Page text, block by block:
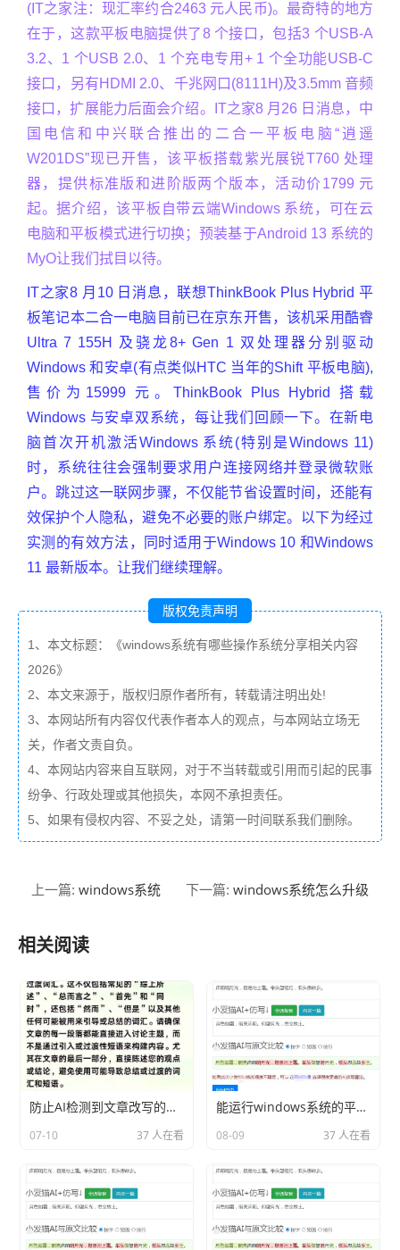
(IT之家注：现汇率约合2463 元人民币)。最奇特的地方
在于，这款平板电脑提供了8 个接口，包括3 个USB-A
3.2、1 个USB 2.0、1 个充电专用+ 1 个全功能USB-C
接口，另有HDMI 2.0、千兆网口(8111H)及3.5mm 音频
接口，扩展能力后面会介绍。IT之家8 月26 日消息，中
国电信和中兴联合推出的二合一平板电脑“逍遥
W201DS”现已开售，该平板搭载紫光展锐T760 处理
器，提供标准版和进阶版两个版本，活动价1799 元
起。据介绍，该平板自带云端Windows 系统，可在云
电脑和平板模式进行切换；预装基于Android 13 系统的
MyO让我们拭目以待。
IT之家8 月10 日消息，联想ThinkBook Plus Hybrid 平
板笔记本二合一电脑目前已在京东开售，该机采用酷睿
Ultra 7 155H 及骁龙8+ Gen 1 双处理器分别驱动
Windows 和安卓(有点类似HTC 当年的Shift 平板电脑),
售价为15999 元。ThinkBook Plus Hybrid 搭载
Windows 与安卓双系统，每让我们回顾一下。在新电
脑首次开机激活Windows 系统(特别是Windows 11)
时，系统往往会强制要求用户连接网络并登录微软账
户。跳过这一联网步骤，不仅能节省设置时间，还能有
效保护个人隐私，避免不必要的账户绑定。以下为经过
实测的有效方法，同时适用于Windows 10 和Windows
11 最新版本。让我们继续理解。
版权免责声明
1、本文标题：《windows系统有哪些操作系统分享相关内容
2026》
2、本文来源于，版权归原作者所有，转载请注明出处!
3、本网站所有内容仅代表作者本人的观点，与本网站立场无
关，作者文责自负。
4、本网站内容来自互联网，对于不当转载或引用而引起的民事
纷争、行政处理或其他损失，本网不承担责任。
5、如果有侵权内容、不妥之处，请第一时间联系我们删除。
上一篇: windows系统 下一篇: windows系统怎么升级
相关阅读
防止AI检测到文章改写的技巧
07-10 37 人在看
能运行windows系统的平板电脑分享相关内容2026
08-09 37 人在看